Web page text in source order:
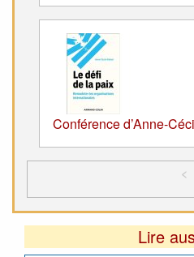
Conférence d’Anne-
<
Lire